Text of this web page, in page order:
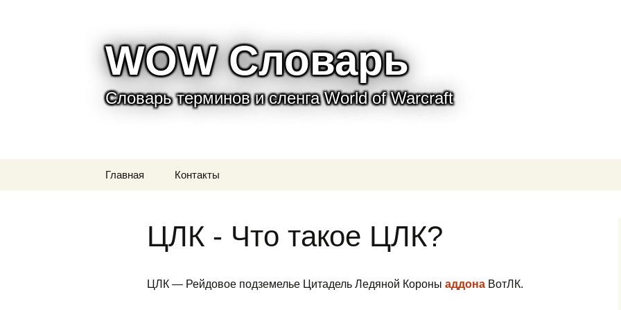
WOW Словарь
Словарь терминов и сленга World of Warcraft
Главная Контакты
ЦЛК - Что такое ЦЛК?
ЦЛК — Рейдовое подземелье Цитадель Ледяной Короны аддона ВотЛК.